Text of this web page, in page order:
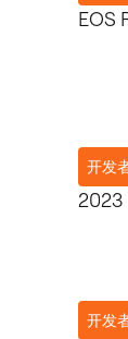
EOS
开发
2023
开发